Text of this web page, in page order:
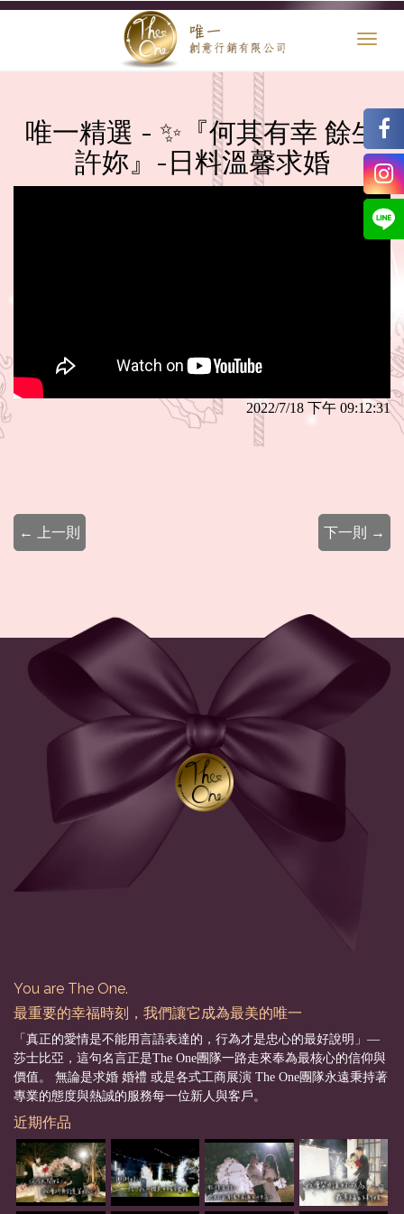
唯一精選 - ✨『何其有幸 餘生
許妳』-日料溫馨求婚
2022/7/18 下午 09:12:31
下一則 →
← 上一則
You are The One.
最重要的幸福時刻，我們讓它成為最美的唯一
「真正的愛情是不能用言語表達的，行為才是忠心的最好說明」––
莎士比亞，這句名言正是The One團隊一路走來奉為最核心的信仰與
價值。 無論是求婚 婚禮 或是各式工商展演 The One團隊永遠秉持著
專業的態度與熱誠的服務每一位新人與客戶。
近期作品